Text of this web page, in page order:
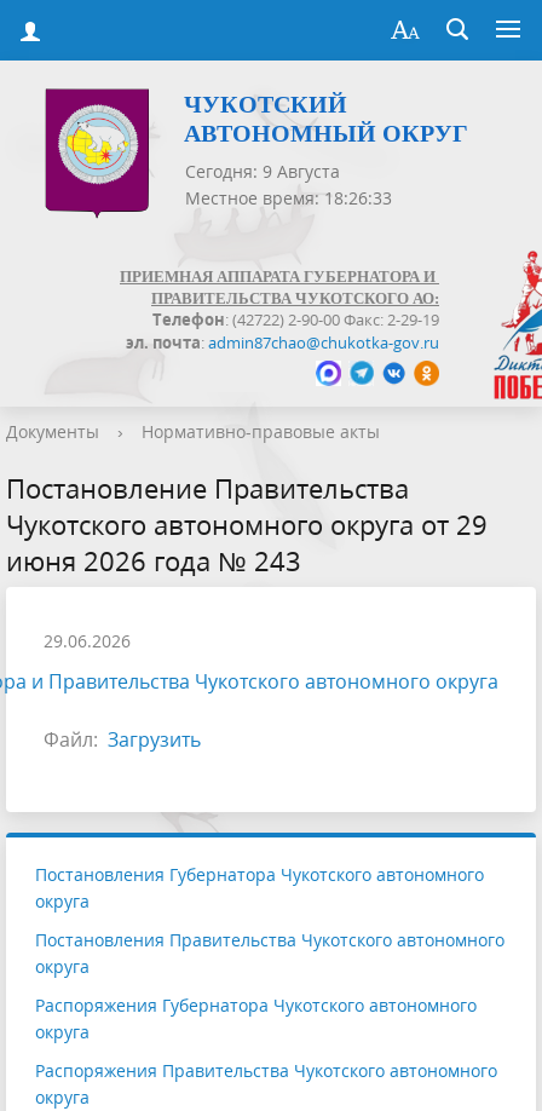
ЧУКОТСКИЙ
АВТОНОМНЫЙ ОКРУГ
Сегодня: 9 Августа
Местное время: 18:26:33
ПРИЕМНАЯ АППАРАТА ГУБЕРНАТОРА И
ПРАВИТЕЛЬСТВА ЧУКОТСКОГО АО:
Телефон: (42722) 2-90-00 Факс: 2-29-19
эл. почта:admin87chao@chukotka-gov.ru
Документы › Нормативно-правовые акты
Постановление Правительства
Чукотского автономного округа от 29
июня 2026 года № 243
29.06.2026
и Правительства Чукотского автономного округа
Файл: Загрузить
Постановления Губернатора Чукотского автономного
округа
Постановления Правительства Чукотского автономного
округа
Распоряжения Губернатора Чукотского автономного
округа
Распоряжения Правительства Чукотского автономного
округа